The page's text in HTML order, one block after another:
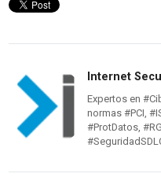
Internet
Expertos en
normas #PCI,
#ProtDatos,